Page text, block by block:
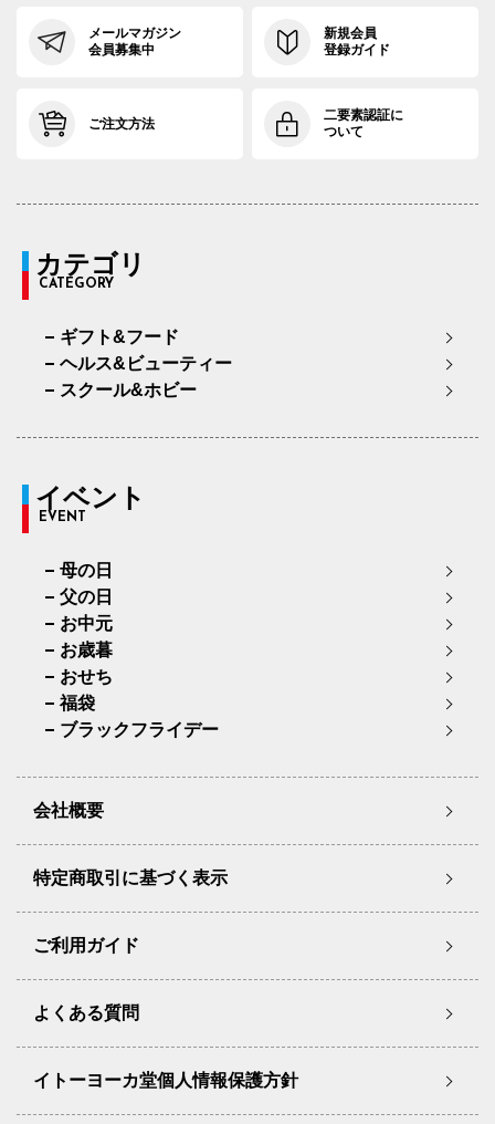
メールマガジン
会員募集中
新規会員
登録ガイド
ご注文方法
二要素認証に
ついて
カテゴリ
CATEGORY
ギフト&フード
ヘルス&ビューティー
スクール&ホビー
イベント
EVENT
母の日
父の日
お中元
お歳暮
おせち
福袋
ブラックフライデー
会社概要
特定商取引に基づく表示
ご利用ガイド
よくある質問
イトーヨーカ堂個人情報保護方針